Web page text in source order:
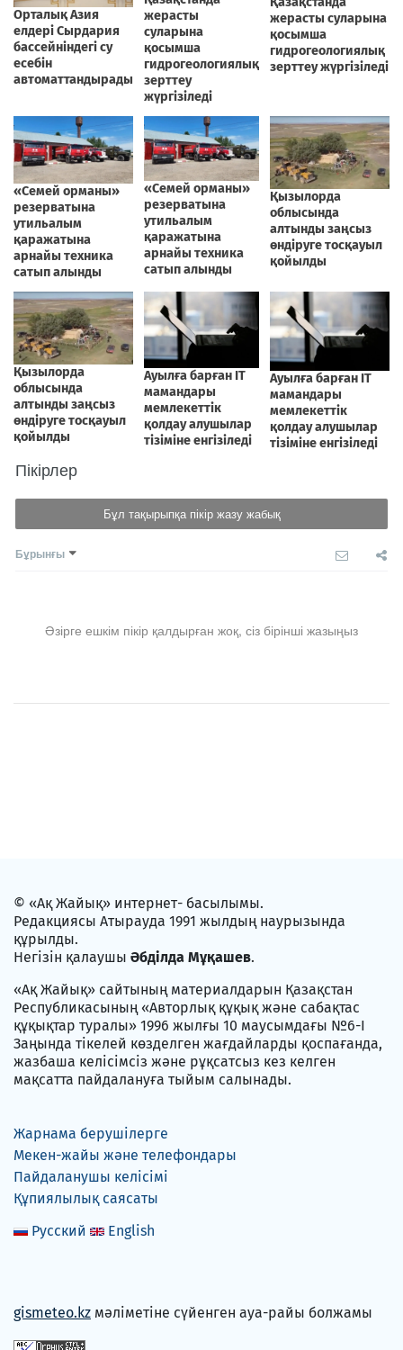
Пікірлер
Бұл тақырыпқа пікір жазу жабық
Бұрынғы
Әзірге ешкім пікір қалдырған жоқ, сіз бірінші жазыңыз
© «Ақ Жайық» интернет- басылымы.
Редакциясы Атырауда 1991 жылдың наурызында
құрылды.
Негізін қалаушы Әбділда Мұқашев.
«Ақ Жайық» сайтының материалдарын Қазақстан
Республикасының «Авторлық құқық және сабақтас
құқықтар туралы» 1996 жылғы 10 маусымдағы №6-I
Заңында тікелей көзделген жағдайларды қоспағанда,
жазбаша келісімсіз және рұқсатсыз кез келген
мақсатта пайдалануға тыйым салынады.
Жарнама берушілерге
Мекен-жайы және телефондары
Пайдаланушы келісімі
Құпиялылық саясаты
Русский
English
gismeteo.kz мәліметіне сүйенген ауа-райы болжамы